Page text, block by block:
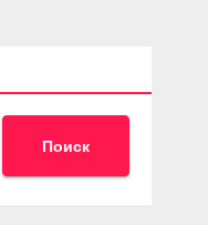
Поиск